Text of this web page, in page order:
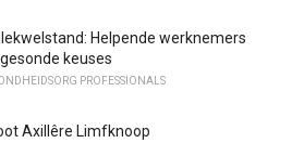
Helpende werknemers
keuses
PROFESSIONALS
Axillêre Limfknoop